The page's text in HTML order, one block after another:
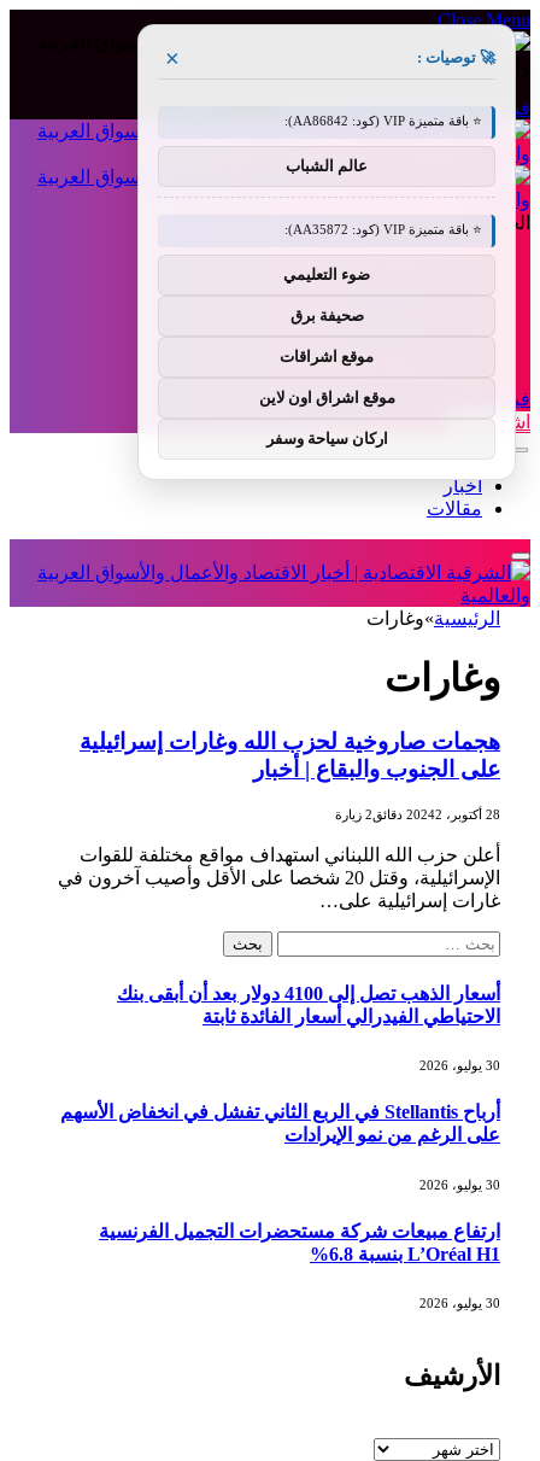
Close Menu
فيسبوك
الجمعة, أغسطس 7
الشروط والأحكام
فيسبوك X (Twitter) الانستغرام
اشراق لنك
أخبار
مقالات
الرئيسية»وغارات
وغارات
هجمات صاروخية لحزب الله وغارات إسرائيلية
على الجنوب والبقاع | أخبار
28 أكتوبر، 2024 2 دقائق 2 زيارة
أعلن حزب الله اللبناني استهداف مواقع مختلفة للقوات
الإسرائيلية، وقتل 20 شخصا على الأقل وأصيب آخرون في
غارات إسرائيلية على…
البحث
أسعار الذهب تصل إلى 4100 دولار بعد أن أبقى بنك
الاحتياطي الفيدرالي أسعار الفائدة ثابتة
30 يوليو، 2026
أرباح Stellantis في الربع الثاني تفشل في انخفاض الأسهم
على الرغم من نمو الإيرادات
30 يوليو، 2026
ارتفاع مبيعات شركة مستحضرات التجميل الفرنسية
L’Oréal H1 بنسبة 6.8%
30 يوليو، 2026
الأرشيف
الأرشيف
🚀 توصيات : ×
⭐ باقة متميزة VIP (كود: AA86842):
عالم الشباب
⭐ باقة متميزة VIP (كود: AA35872):
ضوء التعليمي
صحيفة برق
موقع اشراقات
موقع اشراق اون لاين
اركان سياحة وسفر